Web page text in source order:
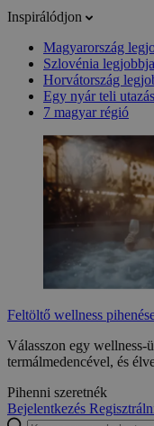
Inspirálódjon
Magyarország
Szlovénia
Horvátország
Egy nyár teli
7 magyar régió
Feltöltő wellness
Válasszon egy wellness-
termálmedencével, és
Pihenni szeretnék
Bejelentkezés